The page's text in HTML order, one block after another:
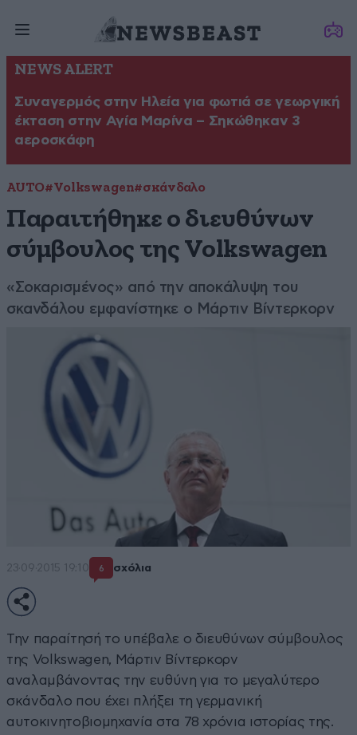
NEWS ALERT
Συναγερμός στην Ηλεία για φωτιά σε γεωργική
έκταση στην Αγία Μαρίνα – Σηκώθηκαν 3
αεροσκάφη
AUTO#Volkswagen#σκάνδαλο
Παραιτήθηκε ο διευθύνων
σύμβουλος της Volkswagen
«Σοκαρισμένος» από την αποκάλυψη του
σκανδάλου εμφανίστηκε ο Μάρτιν Βίντερκορν
23·09·2015 19:10 6 σχόλια
Την παραίτησή το υπέβαλε ο διευθύνων σύμβουλος
της Volkswagen, Μάρτιν Βίντερκορν
αναλαμβάνοντας την ευθύνη για το μεγαλύτερο
σκάνδαλο που έχει πλήξει τη γερμανική
αυτοκινητοβιομηχανία στα 78 χρόνια ιστορίας της.